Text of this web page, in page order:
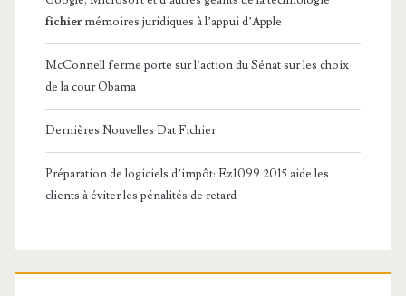
fichier mémoires juridiques à l’appui d’Apple
McConnell ferme porte sur l’action du Sénat sur les choix
de la cour Obama
Dernières Nouvelles Dat Fichier
Préparation de logiciels d’impôt: Ez1099 2015 aide les
clients à éviter les pénalités de retard